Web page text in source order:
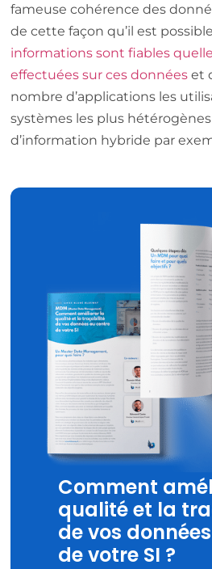
fameuse cohérence des
de cette façon qu’il est
informations sont fiables
effectuées sur ces données et
nombre d’applications les
systèmes les plus
d’information hybride par
Comment
qualité et la
de vos
de votre SI ?